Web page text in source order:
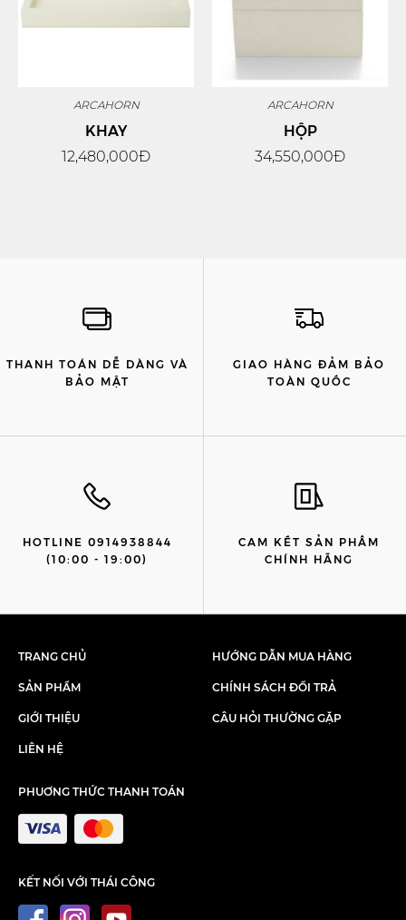
ARCAHORN
KHAY
12,480,000Đ
ARCAHORN
HỘP
34,550,000Đ
THANH TOÁN DỄ DÀNG VÀ
BẢO MẬT
GIAO HÀNG ĐẢM BẢO
TOÀN QUỐC
HOTLINE 0914938844
(10:00 - 19:00)
CAM KẾT SẢN PHẨM
CHÍNH HÃNG
TRANG CHỦ
SẢN PHẨM
GIỚI THIỆU
LIÊN HỆ
HƯỚNG DẪN MUA HÀNG
CHÍNH SÁCH ĐỔI TRẢ
CÂU HỎI THƯỜNG GẶP
PHUƠNG THỨC THANH TOÁN
KẾT NỐI VỚI THÁI CÔNG